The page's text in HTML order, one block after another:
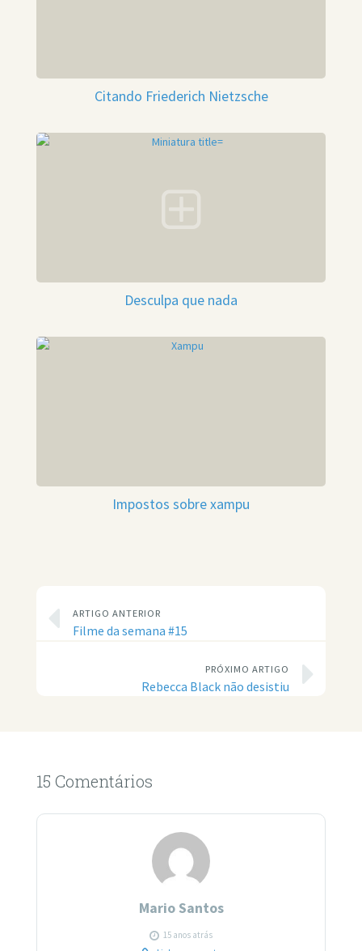
Citando Friederich Nietzsche
Desculpa que nada
Impostos sobre xampu
ARTIGO ANTERIOR
Filme da semana #15
PRÓXIMO ARTIGO
Rebecca Black não desistiu
15 Comentários
Mario Santos
15 anos atrás